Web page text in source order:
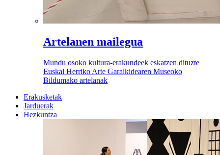
Artelanen mailegua
Mundu osoko kultura-erakundeek eskatzen dituzte
Euskal Herriko Arte Garaikidearen Museoko
Bildumako artelanak
Erakusketak
Jarduerak
Hezkuntza